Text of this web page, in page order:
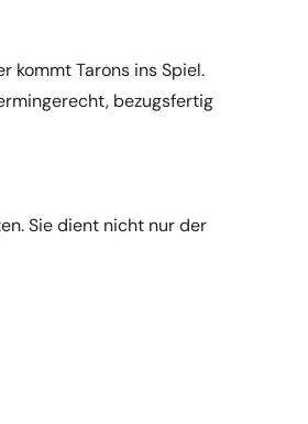
kommt Tarons ins Spiel.
bezugsfertig
Sie dient nicht nur der